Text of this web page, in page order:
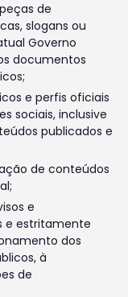
de
slogans ou
Governo
documentos
e perfis oficiais
sociais, inclusive
publicados e
de conteúdos
e
e estritamente
dos
à
de